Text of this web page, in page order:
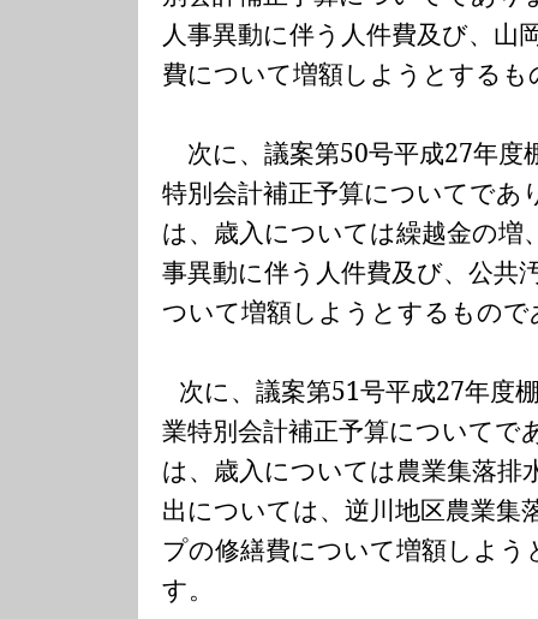
人事異動に伴う人件費及び、山
費について増額しようとする
次に、議案第50号平成27年度
特別会計補正予算についてであ
は、歳入については繰越金の増
事異動に伴う人件費及び、公共
ついて増額しようとするもの
次に、議案第51号平成27年度
業特別会計補正予算についてで
は、歳入については農業集落排
出については、逆川地区農業集
プの修繕費について増額しよ
す。